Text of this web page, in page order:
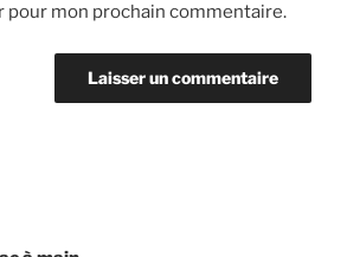
pour mon prochain commentaire.